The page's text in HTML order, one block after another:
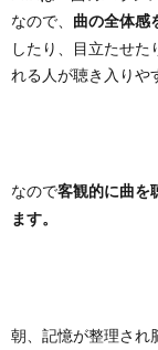
なので、
曲の全体感
したり、目立たせた
れる人が聴き入りや
なので客観的に曲を
ます。
朝、記憶が整理され